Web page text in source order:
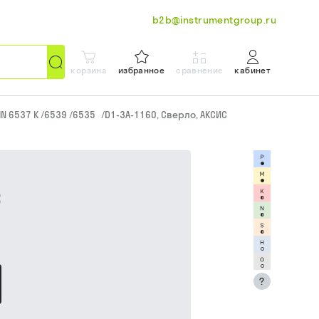
b2b@instrumentgroup.ru
корзина избранное сравнение кабинет
6537 K /6539 /6535 /D1-3A-1160, Сверло, АКСИС
?